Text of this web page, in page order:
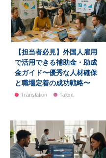
【担当者必見】外国人雇用
で活用できる補助金・助成
金ガイド〜優秀な人材確保
と職場定着の成功戦略〜
Translation Talent